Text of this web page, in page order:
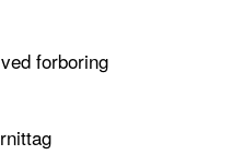
forboring